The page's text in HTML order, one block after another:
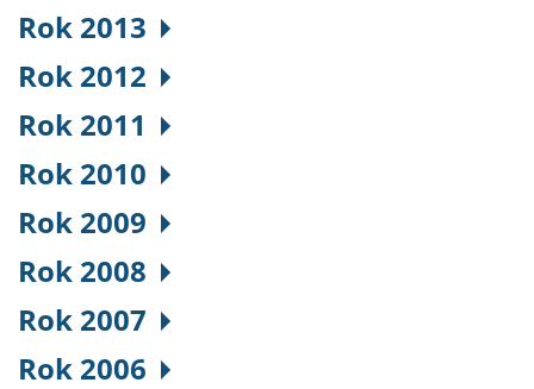
Rok 2013
Rok 2012
Rok 2011
Rok 2010
Rok 2009
Rok 2008
Rok 2007
Rok 2006